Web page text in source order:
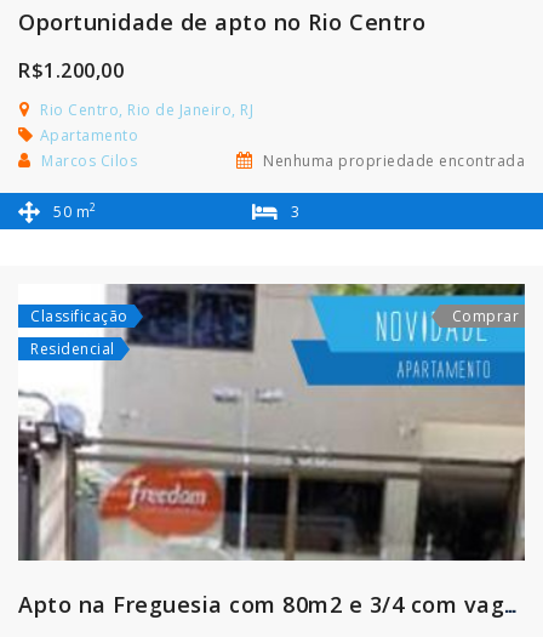
Oportunidade de apto no Rio Centro
R$1.200,00
Rio Centro, Rio de Janeiro, RJ
Apartamento
Marcos Cilos
Nenhuma propriedade encontrada
50 m2
3
Classificação
Residencial
Comprar
Apto na Freguesia com 80m2 e 3/4 com vaga coberta